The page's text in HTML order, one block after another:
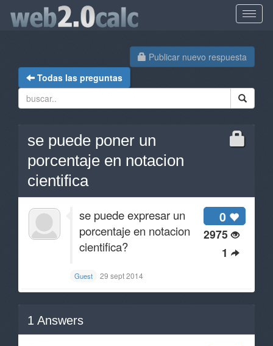
Publicar nuevo respuesta
Todas las preguntas
se puede poner un
porcentaje en notacion
cientifica
0
2975
1
se puede expresar un
porcentaje en notacion
cientifica?
Guest 29 sept 2014
1 Answers